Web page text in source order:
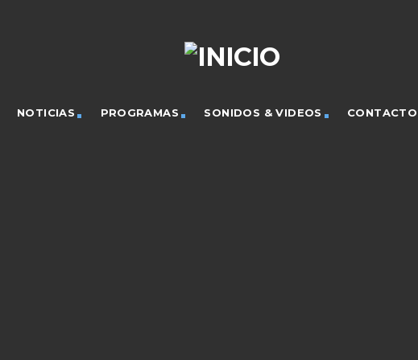
NOTICIAS PROGRAMAS SONIDOS & VIDEOS CONTACTO